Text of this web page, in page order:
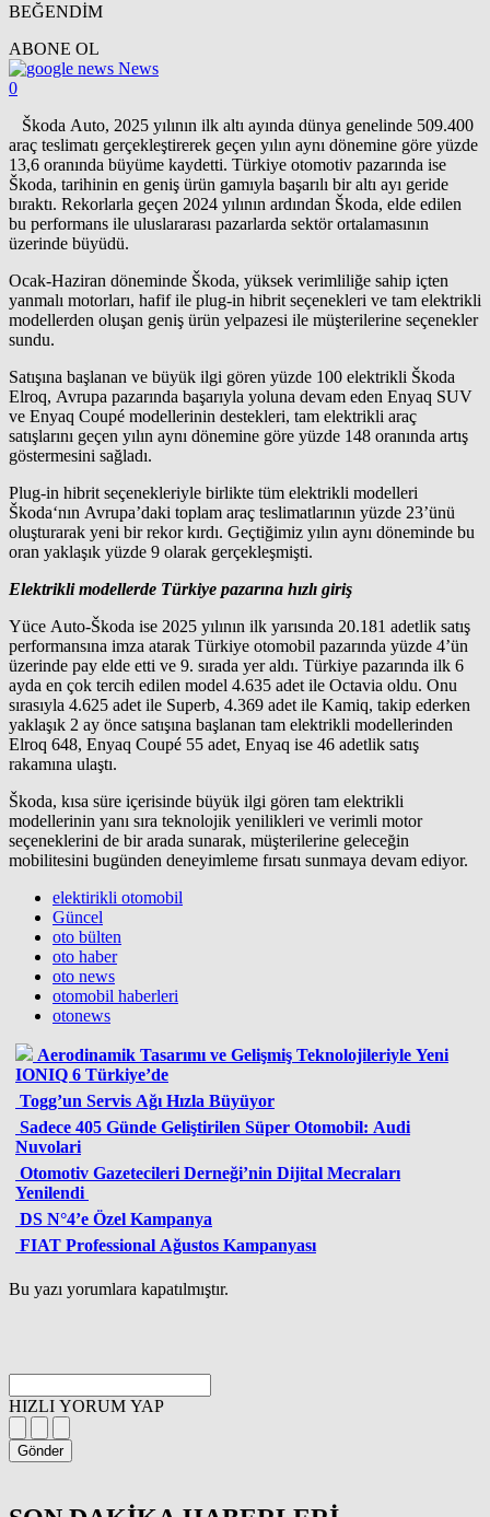
BEĞENDİM
ABONE OL
News
0
Škoda Auto, 2025 yılının ilk altı ayında dünya genelinde 509.400
araç teslimatı gerçekleştirerek geçen yılın aynı dönemine göre yüzde
13,6 oranında büyüme kaydetti. Türkiye otomotiv pazarında ise
Škoda, tarihinin en geniş ürün gamıyla başarılı bir altı ayı geride
bıraktı. Rekorlarla geçen 2024 yılının ardından Škoda, elde edilen
bu performans ile uluslararası pazarlarda sektör ortalamasının
üzerinde büyüdü.
Ocak-Haziran döneminde Škoda, yüksek verimliliğe sahip içten
yanmalı motorları, hafif ile plug-in hibrit seçenekleri ve tam elektrikli
modellerden oluşan geniş ürün yelpazesi ile müşterilerine seçenekler
sundu.
Satışına başlanan ve büyük ilgi gören yüzde 100 elektrikli Škoda
Elroq, Avrupa pazarında başarıyla yoluna devam eden Enyaq SUV
ve Enyaq Coupé modellerinin destekleri, tam elektrikli araç
satışlarını geçen yılın aynı dönemine göre yüzde 148 oranında artış
göstermesini sağladı.
Plug-in hibrit seçenekleriyle birlikte tüm elektrikli modelleri
Škoda‘nın Avrupa’daki toplam araç teslimatlarının yüzde 23’ünü
oluşturarak yeni bir rekor kırdı. Geçtiğimiz yılın aynı döneminde bu
oran yaklaşık yüzde 9 olarak gerçekleşmişti.
Elektrikli modellerde Türkiye pazarına hızlı giriş
Yüce Auto-Škoda ise 2025 yılının ilk yarısında 20.181 adetlik satış
performansına imza atarak Türkiye otomobil pazarında yüzde 4’ün
üzerinde pay elde etti ve 9. sırada yer aldı. Türkiye pazarında ilk 6
ayda en çok tercih edilen model 4.635 adet ile Octavia oldu. Onu
sırasıyla 4.625 adet ile Superb, 4.369 adet ile Kamiq, takip ederken
yaklaşık 2 ay önce satışına başlanan tam elektrikli modellerinden
Elroq 648, Enyaq Coupé 55 adet, Enyaq ise 46 adetlik satış
rakamına ulaştı.
Škoda, kısa süre içerisinde büyük ilgi gören tam elektrikli
modellerinin yanı sıra teknolojik yenilikleri ve verimli motor
seçeneklerini de bir arada sunarak, müşterilerine geleceğin
mobilitesini bugünden deneyimleme fırsatı sunmaya devam ediyor.
elektirikli otomobil
Güncel
oto bülten
oto haber
oto news
otomobil haberleri
otonews
Aerodinamik Tasarımı ve Gelişmiş Teknolojileriyle Yeni
IONIQ 6 Türkiye’de
Togg’un Servis Ağı Hızla Büyüyor
Sadece 405 Günde Geliştirilen Süper Otomobil: Audi
Nuvolari
Otomotiv Gazetecileri Derneği’nin Dijital Mecraları
Yenilendi
DS N°4’e Özel Kampanya
FIAT Professional Ağustos Kampanyası
Bu yazı yorumlara kapatılmıştır.
HIZLI YORUM YAP
Gönder